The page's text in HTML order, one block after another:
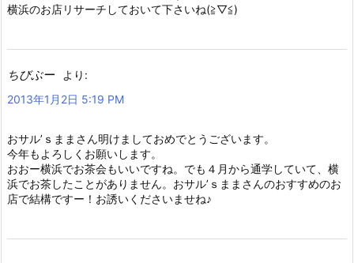
横浜のお店リサーチしておいて下さいね(≧▽≦)
ちびぶー
より:
2013年1月2日 5:19 PM
おサル’ｓままさん明けましておめでとうございます。
今年もよろしくお願いします。
おおー横浜でお茶会もいいですね。でも４月から通学していて、横
浜でお茶したことがありません。おサル’ｓままさんのおすすめのお
店で結構ですー！お誘いくださいませね♪